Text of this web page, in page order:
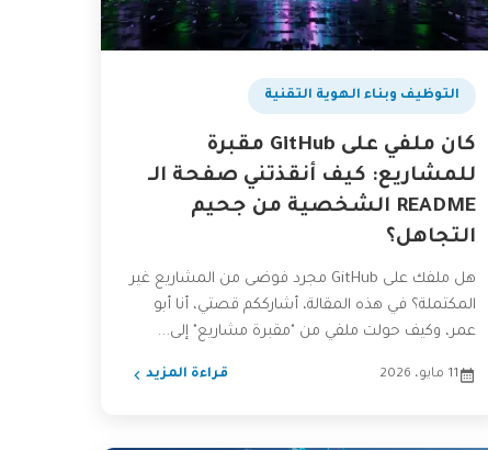
التوظيف وبناء الهوية التقنية
كان ملفي على GitHub مقبرة
للمشاريع: كيف أنقذتني صفحة الـ
README الشخصية من جحيم
التجاهل؟
هل ملفك على GitHub مجرد فوضى من المشاريع غير
المكتملة؟ في هذه المقالة، أشارككم قصتي، أنا أبو
عمر، وكيف حولت ملفي من "مقبرة مشاريع" إلى...
11 مايو، 2026 قراءة المزيد